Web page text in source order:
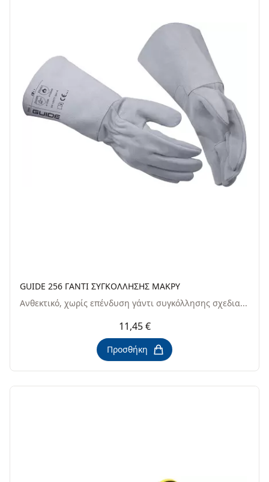
GUIDE 256 ΓANTI ΣYΓKOΛΛHΣHΣ MAKPY
Ανθεκτικό, χωρίς επένδυση γάντι συγκόλλησης σχεδια...
11,45 €
Προσθήκη